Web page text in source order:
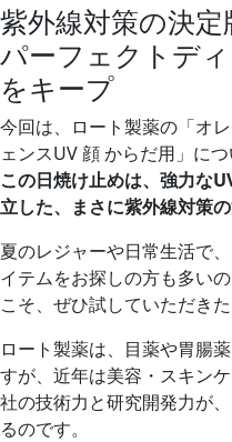
紫外線対策の決
パーフェクトデ
をキープ
今回は、ロート製薬の「オ
ェンスUV 顔 からだ用」に
この日焼け止めは、強力な
立した、まさに紫外線対策
夏のレジャーや日常生活で
イテムをお探しの方も多い
こそ、ぜひ試していただき
ロート製薬は、目薬や胃腸
すが、近年は美容・スキン
社の技術力と研究開発力が
るのです。